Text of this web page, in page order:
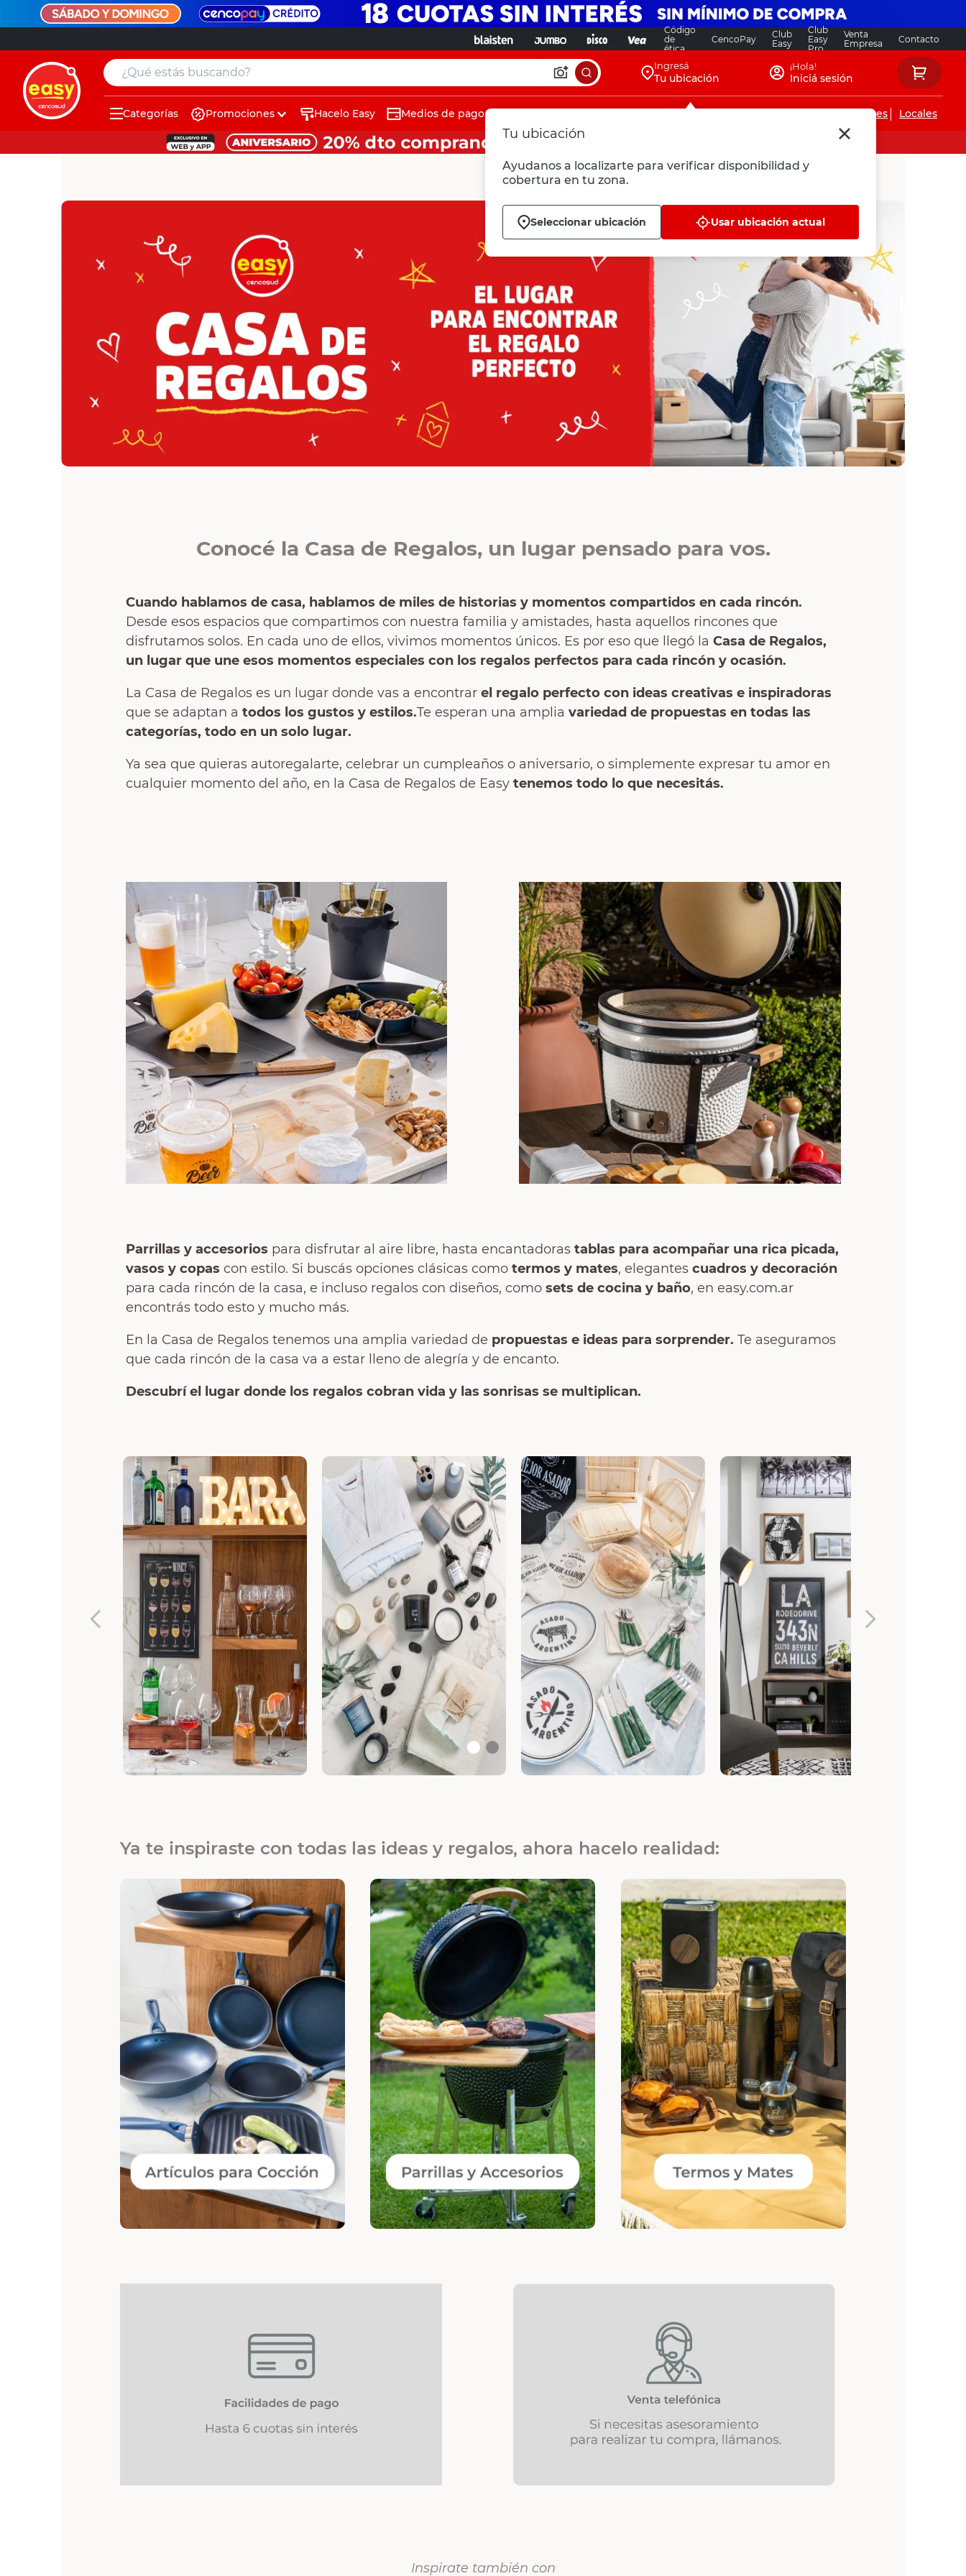
Código
de
ética
CencoPay
Club
Easy
Club
Easy
Pro
Venta
Empresa
Contacto
¿Qué estás buscando? Ingresá
Tu ubicación
Tu ubicación
Ayudanos a localizarte para verificar disponibilidad y
cobertura en tu zona.
Seleccionar ubicación Usar ubicación actual
¡Hola!
Iniciá sesión
Categorías Promociones Hacelo Easy Medios de pago Servicios de instalaciones Locales
Conocé la Casa de Regalos, un lugar pensado para vos.
Cuando hablamos de casa, hablamos de miles de historias y momentos compartidos en cada rincón.
Desde esos espacios que compartimos con nuestra familia y amistades, hasta aquellos rincones que
disfrutamos solos. En cada uno de ellos, vivimos momentos únicos. Es por eso que llegó la Casa de Regalos,
un lugar que une esos momentos especiales con los regalos perfectos para cada rincón y ocasión.
La Casa de Regalos es un lugar donde vas a encontrar el regalo perfecto con ideas creativas e inspiradoras
que se adaptan a todos los gustos y estilos.Te esperan una amplia variedad de propuestas en todas las
categorías, todo en un solo lugar.
Ya sea que quieras autoregalarte, celebrar un cumpleaños o aniversario, o simplemente expresar tu amor en
cualquier momento del año, en la Casa de Regalos de Easy tenemos todo lo que necesitás.
Parrillas y accesorios para disfrutar al aire libre, hasta encantadoras tablas para acompañar una rica picada,
vasos y copas con estilo. Si buscás opciones clásicas como termos y mates, elegantes cuadros y decoración
para cada rincón de la casa, e incluso regalos con diseños, como sets de cocina y baño, en easy.com.ar
encontrás todo esto y mucho más.
En la Casa de Regalos tenemos una amplia variedad de propuestas e ideas para sorprender. Te aseguramos
que cada rincón de la casa va a estar lleno de alegría y de encanto.
Descubrí el lugar donde los regalos cobran vida y las sonrisas se multiplican.
Ya te inspiraste con todas las ideas y regalos, ahora hacelo realidad:
Inspirate también con
muebles
placard
espejo
sillon
vanitory
ceramica